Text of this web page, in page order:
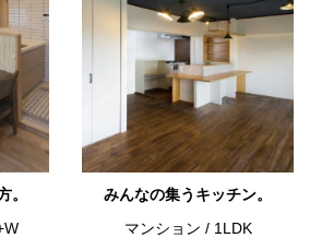
。
みんなの集うキッチン。
マンション / 1LDK